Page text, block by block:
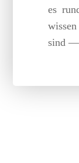
es
sind —